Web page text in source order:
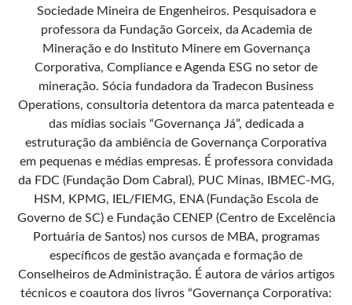
Sociedade Mineira de Engenheiros. Pesquisadora e
professora da Fundação Gorceix, da Academia de
Mineração e do Instituto Minere em Governança
Corporativa, Compliance e Agenda ESG no setor de
mineração. Sócia fundadora da Tradecon Business
Operations, consultoria detentora da marca patenteada e
das mídias sociais “Governança Já”, dedicada a
estruturação da ambiência de Governança Corporativa
em pequenas e médias empresas. É professora convidada
da FDC (Fundação Dom Cabral), PUC Minas, IBMEC-MG,
HSM, KPMG, IEL/FIEMG, ENA (Fundação Escola de
Governo de SC) e Fundação CENEP (Centro de Excelência
Portuária de Santos) nos cursos de MBA, programas
específicos de gestão avançada e formação de
Conselheiros de Administração. É autora de vários artigos
técnicos e coautora dos livros “Governança Corporativa: